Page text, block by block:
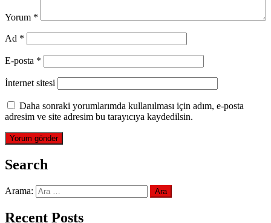
Yorum *
Ad *
E-posta *
İnternet sitesi
Daha sonraki yorumlarımda kullanılması için adım, e-posta
adresim ve site adresim bu tarayıcıya kaydedilsin.
Search
Arama:
Recent Posts